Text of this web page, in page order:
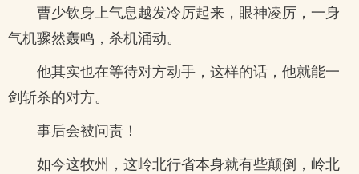
曹少钦身上气息越发冷厉起来，眼神凌厉，一身
气机骤然轰鸣，杀机涌动。
他其实也在等待对方动手，这样的话，他就能一
剑斩杀的对方。
事后会被问责！
如今这牧州，这岭北行省本身就有些颠倒，岭北